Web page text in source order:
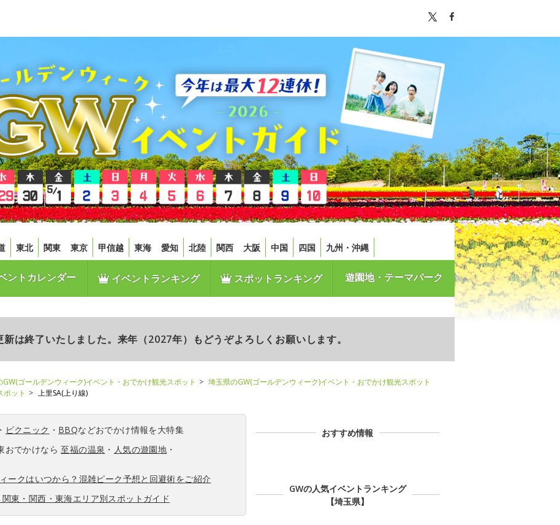
東北 関東 東京 甲信越 東海 愛知 北陸 関西 大阪 中国 四国 九州・沖縄
ントカレンダー イベントランキング スポットランキング 遊園地・テーマパーク
は終了いたしました。来年（2027年）もどうぞよろしくお願いします。
GW(ゴールデンウィーク)イベント・おでかけ観光スポット
埼玉県のGW(ゴールデンウィーク)イベント・おでかけ観光スポット
ポット
上里SA(上り線)
・ ピクニック ・ BBQなどおでかけ情報を大特集
おでかけなら至福の温泉 ・ 人気の遊園地 ・
ークはいつから？混雑ピーク予想と回避術をご紹介
東・関西・東海エリア別スポットガイド
おすすめ情報
GWの人気イベントランキング
【埼玉県】